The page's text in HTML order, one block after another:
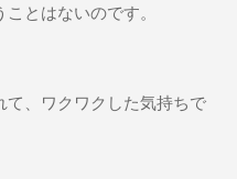
とはないのです。
、ワクワクした気持ちで